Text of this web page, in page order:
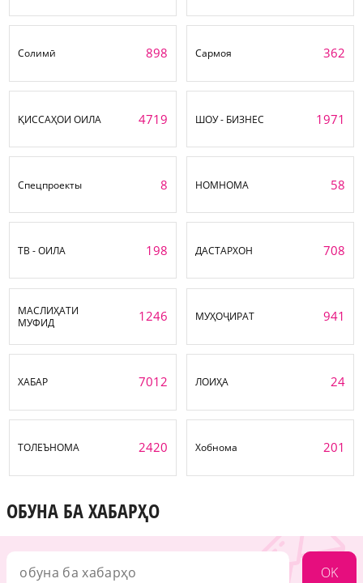
Солимӣ 898 Сармоя 362
ҚИССАҲОИ ОИЛА 4719 ШОУ - БИЗНЕС 1971
Спецпроекты 8 НОМНОМА 58
ТВ - ОИЛА 198 ДАСТАРХОН 708
МАСЛИҲАТИ
МУФИД
1246 МУҲОҶИРАТ 941
ХАБАР 7012 ЛОИҲА 24
ТОЛЕЪНОМА 2420 Хобнома 201
ОБУНА БА ХАБАРҲО
OK